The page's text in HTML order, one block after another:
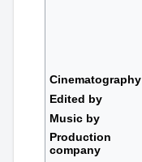
Cinematography
Edited by
Music by
Production
company